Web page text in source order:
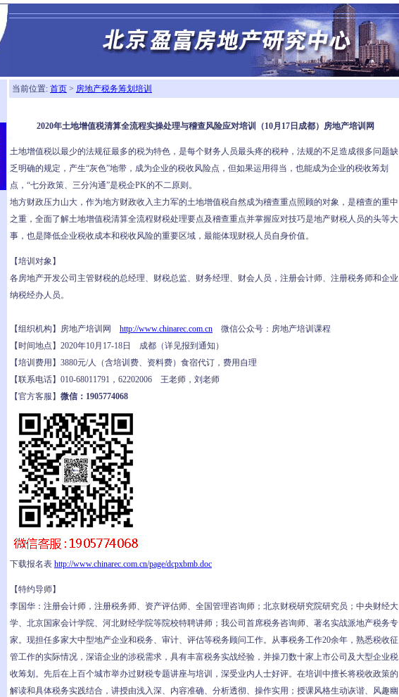
当前位置: 首页 > 房地产税务筹划培训
2020年土地增值税清算全流程实操处理与稽查风险应对培训（10月17日成都）房地产培训网
土地增值税以最少的法规征最多的税为特色，是每个财务人员最头疼的税种，法规的不足造成很多问题缺
乏明确的规定，产生“灰色”地带，成为企业的税收风险点，但如果运用得当，也能成为企业的税收筹划
点，“七分政策、三分沟通”是税企PK的不二原则。
地方财政压力山大，作为地方财政收入主力军的土地增值税自然成为稽查重点照顾的对象，是稽查的重中
之重，全面了解土地增值税清算全流程财税处理要点及稽查重点并掌握应对技巧是地产财税人员的头等大
事，也是降低企业税收成本和税收风险的重要区域，最能体现财税人员自身价值。
【培训对象】
各房地产开发公司主管财税的总经理、财税总监、财务经理、财会人员，注册会计师、注册税务师和企业
纳税经办人员。
【组织机构】房地产培训网 http://www.chinarec.com.cn 微信公众号：房地产培训课程
【时间地点】2020年10月17-18日 成都（详见报到通知）
【培训费用】3880元/人（含培训费、资料费）食宿代订，费用自理
【联系电话】010-68011791，62202006 王老师，刘老师
【官方客服】 微信：1905774068
下载报名表 http://www.chinarec.com.cn/page/dcpxbmb.doc
【特约导师】
李国华：注册会计师，注册税务师、资产评估师、全国管理咨询师；北京财税研究院研究员；中央财经大
学、北京国家会计学院、河北财经学院等院校特聘讲师；我公司首席税务咨询师、著名实战派地产税务专
家。现担任多家大中型地产企业和税务、审计、评估等税务顾问工作。从事税务工作20余年，熟悉税收征
管工作的实际情况，深谙企业的涉税需求，具有丰富税务实战经验，并操刀数十家上市公司及大型企业税
收筹划。先后在上百个城市举办过财税专题讲座与培训，深受业内人士好评。在培训中擅长将税收政策的
解读和具体税务实践结合，讲授由浅入深、内容准确、分析透彻、操作实用；授课风格生动诙谐、风趣幽